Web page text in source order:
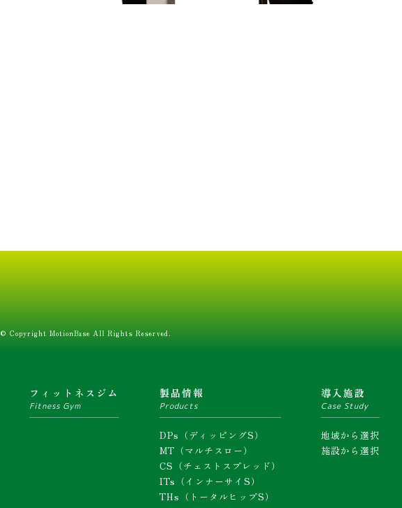
© Copyright MotionBase All Rights Reserved.
フィットネスジム
Fitness Gym
製品情報
Products
DPs（ディッピングS）
MT（マルチスロー）
CS（チェストスプレッド）
ITs（インナーサイS）
THs（トータルヒップS）
導入施設
Case Study
地域から選択
施設から選択